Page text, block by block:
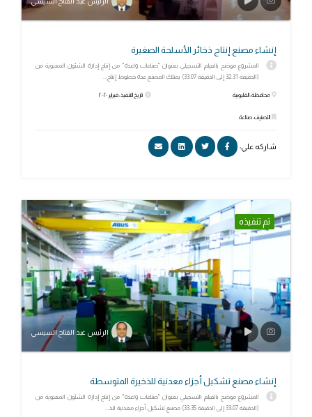
إنشاء مصنع إنتاج ذخائر الأسلحة الصغيرة
المشروع موضح بالفيلم التسجيلي بعنوان "صناعات واعدة" من إنتاج إدارة الشئون المعنوية من
(الدقيقة 32:31 إلى الدقيقة 33:07) يمتلك المصنع عدة خطوط إنتاج...
محافظة: القليوبية
التصنيف: صناعة
تاريخ التنفيذ: فبراير ٢٠٢٠
شاركه علي:
تم تنفيذه
الرئيس عبد الفتاح السيسي
إنشاء مصنع تشكيل أجزاء معدنية للذخيرة المتوسطة
المشروع موضح بالفيلم التسجيلي بعنوان "صناعات واعدة" من إنتاج إدارة الشئون المعنوية من
(الدقيقة 33:07 إلى الدقيقة 33:35) مصنع تشكيل أجزاء معدنية للذ...